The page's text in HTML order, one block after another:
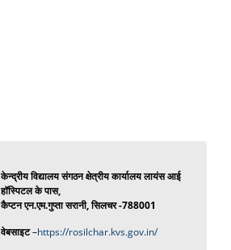
केन्द्रीय विद्यालय संगठन क्षेत्रीय कार्यालय लायंस आई
हॉस्पिटल के पास,
कैप्टन एन.एम.गुप्ता सरानी, ​​सिलचर -788001
वेबसाइट–https://rosilchar.kvs.gov.in/